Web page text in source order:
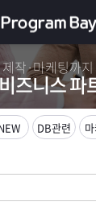
작·마케팅까지
즈니스 파
DB관련